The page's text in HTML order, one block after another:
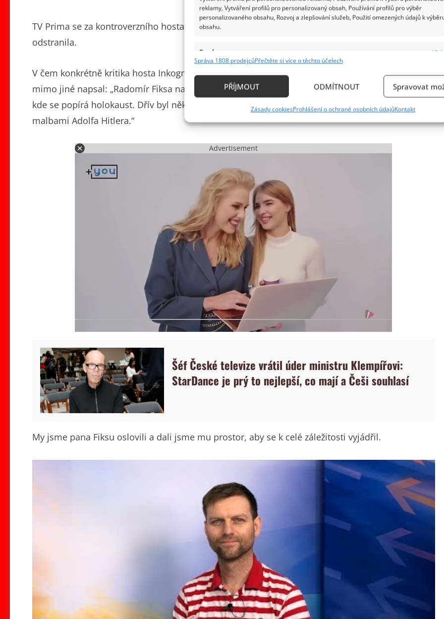
reklamy, Vytváření profilů pro personalizovaný obsah, Používání profilů pro výběr
personalizovaného obsahu, Rozvoj a zlepšování služeb, Použití omezených údajů k
obsahu.
Funkce
Identifikace zařízení na základě automaticky přenášených informací.
základě aktivně požadovaných informací.
Zajištění bezpečnosti, předcházení a zjišťování podvodů a
odstraňování chyb, Poskytování a zobrazování reklamy a
obsahu, Ukládání a sdělování voleb ochrany osobních údajů.
Správa 1808 prodejcůPřečtěte si více o těchto účelech
PŘÍJMOUT ODMÍTNOUT Spravovat
Zásady cookiesProhlášení o ochraně osobních údajůKontakt
TV Prima se za kontroverzního hosta omluvila a část pořadu s Radomírem Fiksou z Prima+
odstranila.
V čem konkrétně kritika hosta Inkognita spočívala, shrnul například Matěj Bukáček na síti X, kde
mimo jiné napsal: „Radomír Fiksa například pod záštitou své ženy vydal knihu Mýtus 6 milionů,
kde se popírá holokaust. Dřív byl několikrát stíhán a souzen za propagaci fašismu. Vydal knihu s
malbami Adolfa Hitlera.“
Advertisement
Šéf České televize vrátil úder ministru Klempířovi:
StarDance je prý to nejlepší, co mají a Češi souhlasí
My jsme pana Fiksu oslovili a dali jsme mu prostor, aby se k celé záležitosti vyjádřil.